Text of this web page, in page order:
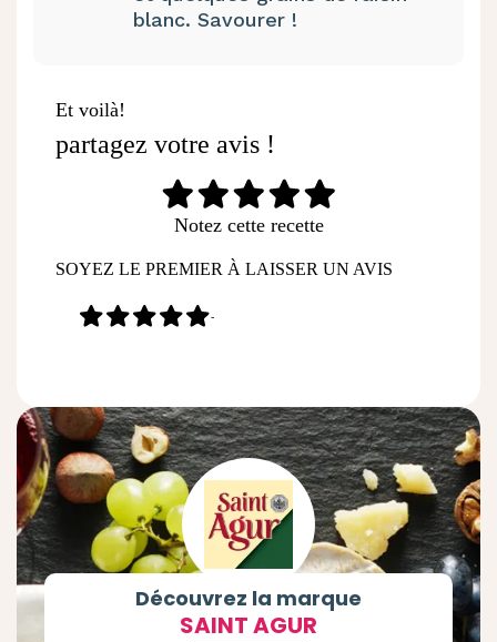
blanc. Savourer !
Et voilà!
partagez votre avis !
Notez cette recette
SOYEZ LE PREMIER À LAISSER UN AVIS
-
Découvrez la marque
SAINT AGUR